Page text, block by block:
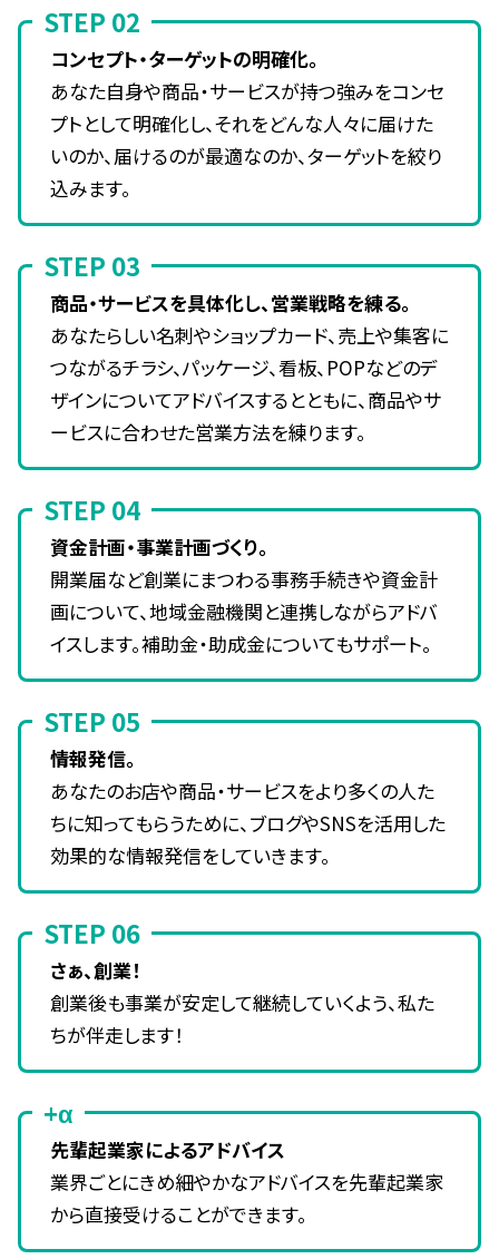
STEP 02
コンセプト・ターゲットの明確化。
あなた自身や商品・サービスが持つ強みをコンセ
プトとして明確化し、それをどんな人々に届けた
いのか、届けるのが最適なのか、ターゲットを絞り
込みます。
STEP 03
商品・サービスを具体化し、営業戦略を練る。
あなたらしい名刺やショップカード、売上や集客に
つながるチラシ、パッケージ、看板、POPなどのデ
ザインについてアドバイスするとともに、商品やサ
ービスに合わせた営業方法を練ります。
STEP 04
資金計画・事業計画づくり。
開業届など創業にまつわる事務手続きや資金計
画について、地域金融機関と連携しながらアドバ
イスします。補助金・助成金についてもサポート。
STEP 05
情報発信。
あなたのお店や商品・サービスをより多くの人た
ちに知ってもらうために、ブログやSNSを活用した
効果的な情報発信をしていきます。
STEP 06
さぁ、創業！
創業後も事業が安定して継続していくよう、私た
ちが伴走します！
+α
先輩起業家によるアドバイス
業界ごとにきめ細やかなアドバイスを先輩起業家
から直接受けることができます。